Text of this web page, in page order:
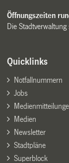
Öffnungszeiten
Die
Quicklinks
Notfallnummern
Jobs
Medien
Newsletter
Stadtpläne
Superblock